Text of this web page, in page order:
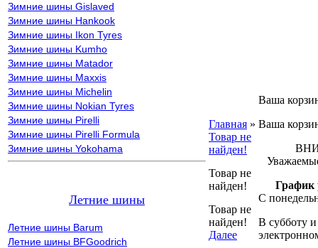
Зимние шины Gislaved
Зимние шины Hankook
Зимние шины Ikon Tyres
Зимние шины Kumho
Зимние шины Matador
Зимние шины Maxxis
Зимние шины Michelin
Зимние шины Nokian Tyres
Зимние шины Pirelli
Зимние шины Pirelli Formula
Зимние шины Yokohama
Летние шины
Летние шины Barum
Летние шины BFGoodrich
Главная »
Товар не
найден!
Товар не
найден!
Товар не
найден!
Далее
Ваша
Ваша
График
С
В субботу и